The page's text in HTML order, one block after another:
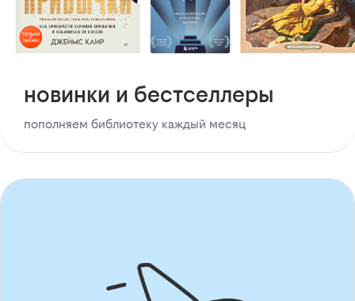
новинки и бестселлеры
пополняем библиотеку каждый месяц